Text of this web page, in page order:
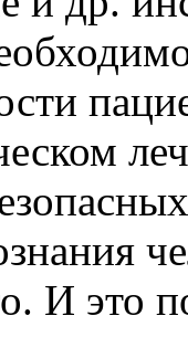
И это